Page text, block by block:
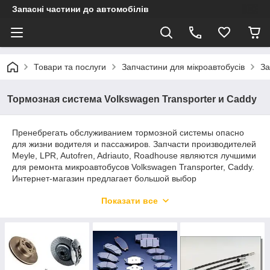
Запасні частини до автомобілів
Товари та послуги Запчастини для мікроавтобусів
Тормозная система Volkswagen Transporter и Caddy
Пренебрегать обслуживанием тормозной системы опасно
для жизни водителя и пассажиров. Запчасти производителей
Meyle, LPR, Autofren, Adriauto, Roadhouse являются лучшими
для ремонта микроавтобусов Volkswagen Transporter, Caddy.
Интернет-магазин предлагает большой выбор
задние тормозные колодки, шланги, а также ремкомплекты
расходы на обслуживание транспортного средства.
Показати все